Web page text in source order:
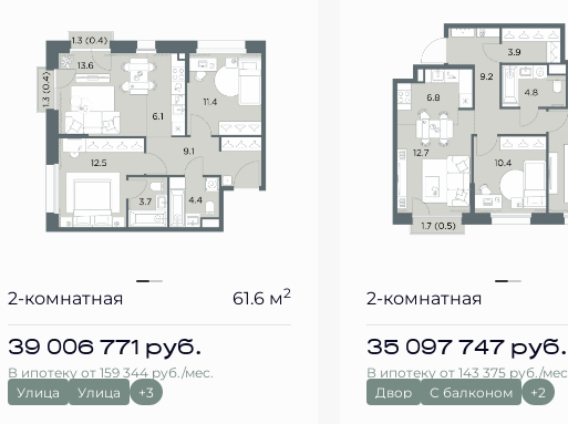
2-комнатная 61.6 м2
39 006 771 руб.
В ипотеку от 159 344 руб./мес.
Улица
Улица +3
2-комнатная
35 097 747 руб.
В ипотеку от 143 375 руб./мес.
Двор
С балконом +2